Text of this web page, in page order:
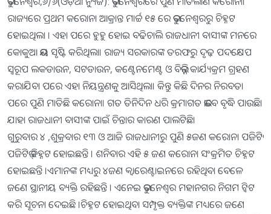
ରାଜ୍ୟରେ ପ୍ରଥମ କରୋନା ଆକ୍ରାନ୍ତ ମାର୍ଚ୍ଚ ୧୫ ରେ ଭୁବନେଶ୍ୱରରୁ ଚିହ୍ନଟ
ହୋଇଥିଲା । ଏହା ପରେ ହୁହୁ ହୋଇ ବଢିଚାଲି ରାଜଧାନୀ ବାସୀଙ୍କ ମନରେ
କୋକୁଆ ଭୟ ସୃଷ୍ଟି କରିଥିଲା। ରାଜ୍ୟ ସରକାରଙ୍କ ତରଫରୁ ଦୃଢ଼ ପଦକ୍ଷେପ
ସ୍ବରୂପ ଲକଡାଉନ, ସଟଡାଉନ, କଣ୍ଟେନମେଣ୍ଟ ଓ ବିଭିନ୍ନ କାର୍ଯ୍ୟକ୍ରମ ଗ୍ରହଣ
କରାଯିବା ପରେ ଏହା ନିୟନ୍ତ୍ରଣକୁ ଆସିଥିଲା। କିନ୍ତୁ କିଛି ଦିନର ନିରବତା
ପରେ ପୁଣି ମାତିଛି କରୋନା। ଗତ ତିନିଦିନ ଧରି କ୍ରମାଗତ ଭାବେ ବୃଦ୍ଧି ପାଉଛି।
ଯାହା ରାଜଧାନୀ ବାସୀଙ୍କ ପାଇଁ ଚିନ୍ତାର କାରଣ ପାଲଟିଛି।
ଗୁରୁବାର ୪ ,ଶୁକ୍ରବାର ୧୩ ଓ ଆଜି ରାଜଧାନୀରୁ ପୁଣି ୫ଜଣ କରୋନା ପଜିଟିଭ
ପଜିଟିଭ୍ ଚିହ୍ନଟ ହୋଇଛନ୍ତି । ଶନିବାର ଏହି ୫ ଜଣ କରୋନା ସଂକ୍ରମିତ ଚିହ୍ନଟ
ହୋଇଛନ୍ତି ।ଏମାନଙ୍କ ମଧ୍ୟରୁ ୪ଜଣ କ୍ୱାରେଣ୍ଟାଇନରେ ରହିଥିବା ବେଳେ
ଜଣେ ସ୍ଥାନୀୟ ବ୍ୟକ୍ତି ରହିଛନ୍ତି । ଏନେଇ ଭୁବନେଶ୍ୱର ମହାନଗର ନିଗମ ଟ୍ୱିଟ
କରି ସୂଚନା ଦେଇଛି ।ଚିହ୍ନଟ ହୋଇଥିବା ସମ୍ପୃକ୍ତ ବ୍ୟକ୍ତିଙ୍କ ମଧ୍ୟରେ ଜଣେ